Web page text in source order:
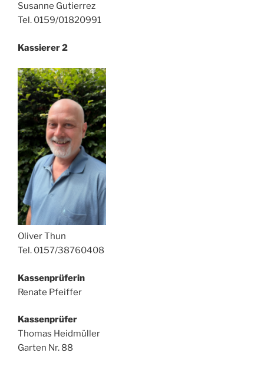
Susanne Gutierrez
Tel. 0159/01820991
Kassierer 2
Oliver Thun
Tel. 0157/38760408
Kassenprüferin
Renate Pfeiffer
Kassenprüfer
Thomas Heidmüller
Garten Nr. 88